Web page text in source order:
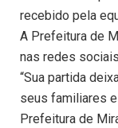
recebido pela
A Prefeitura de
nas redes
“Sua partida
seus familiares e
Prefeitura de